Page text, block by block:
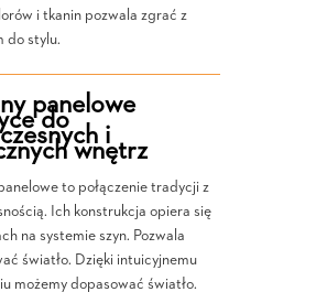
i tkanin pozwala zgrać z
do stylu.
panelowe
do
i
wnętrz
to połączenie tradycji z
Ich konstrukcja opiera się
na systemie szyn. Pozwala
światło. Dzięki intuicyjnemu
możemy dopasować światło.